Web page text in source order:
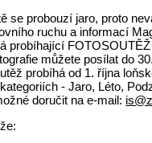
se probouzí jaro, proto
ruchu a informací
probíhající
můžete posílat do
probíhá od 1. října
- Jaro, Léto,
doručit na e-mail: